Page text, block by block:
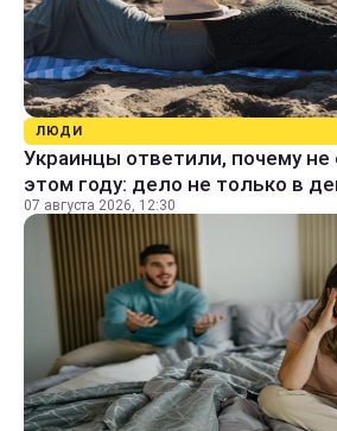
ЛЮДИ
Украинцы ответили, почему не
этом году: дело не только в
07 августа 2026, 12:30